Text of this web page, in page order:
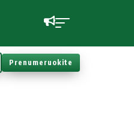
Prenumeruokite